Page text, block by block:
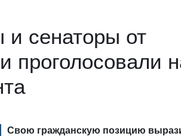
сенаторы от
проголосовали
Свою гражданскую позицию